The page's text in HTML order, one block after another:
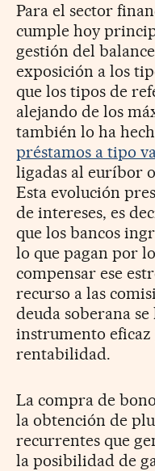
Para el sector
cumple hoy
gestión del
exposición a los
que los tipos de
alejando de los
también lo ha
préstamos a tipo
ligadas al euríbor
Esta evolución
de intereses, es
que los bancos
lo que pagan por
compensar ese
recurso a las
deuda soberana
instrumento eficaz
rentabilidad.
La compra de
la obtención de
recurrentes que
la posibilidad de